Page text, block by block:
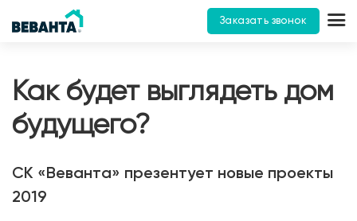
Заказать звонок
Как будет выглядеть дом
будущего?
СК «Веванта» презентует новые проекты
2019